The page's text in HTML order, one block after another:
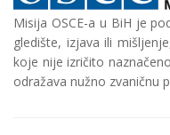
Misija OSCE-a u BiH je
gledište, izjava ili
koje nije izričito
odražava nužno zvaničnu